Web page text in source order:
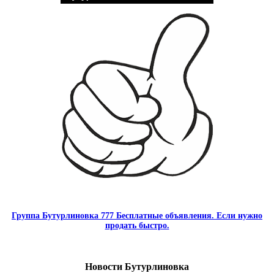
Группа Бутурлиновка 777 Бесплатные объявления. Если нужно
продать быстро.
Новости Бутурлиновка